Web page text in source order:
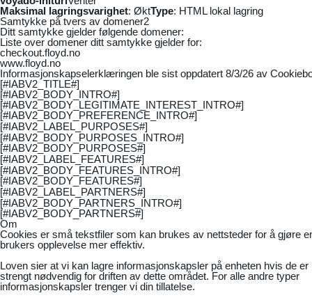
Maksimal lagringsvarighet: ØktType: HTML lokal lagring
Samtykke på tvers av domener2
Ditt samtykke gjelder følgende domener:
Liste over domener ditt samtykke gjelder for:
checkout.floyd.no
www.floyd.no
Informasjonskapselerklæringen ble sist oppdatert 8/3/26 av
[#IABV2_TITLE#]
[#IABV2_BODY_INTRO#]
[#IABV2_BODY_LEGITIMATE_INTEREST_INTRO#]
[#IABV2_BODY_PREFERENCE_INTRO#]
[#IABV2_LABEL_PURPOSES#]
[#IABV2_BODY_PURPOSES_INTRO#]
[#IABV2_BODY_PURPOSES#]
[#IABV2_LABEL_FEATURES#]
[#IABV2_BODY_FEATURES_INTRO#]
[#IABV2_BODY_FEATURES#]
[#IABV2_LABEL_PARTNERS#]
[#IABV2_BODY_PARTNERS_INTRO#]
[#IABV2_BODY_PARTNERS#]
Om
Cookies er små tekstfiler som kan brukes av nettsteder for å gjøre
brukers opplevelse mer effektiv.
Loven sier at vi kan lagre informasjonskapsler på enheten hvis de er
strengt nødvendig for driften av dette området. For alle andre typer
informasjonskapsler trenger vi din tillatelse.